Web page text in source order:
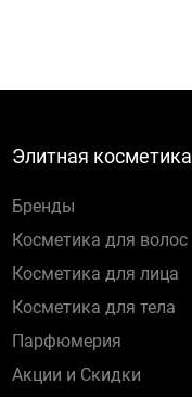
Элитная косметика
Бренды
Косметика для волос
Косметика для лица
Косметика для тела
Парфюмерия
Акции и Скидки